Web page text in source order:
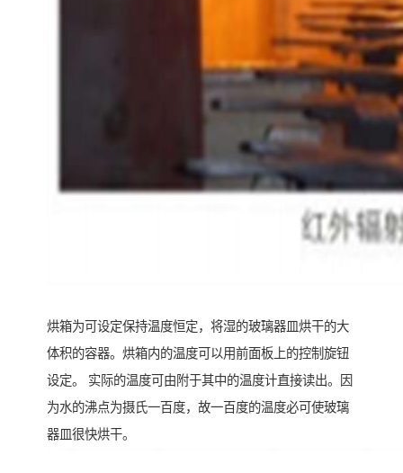
烘箱为可设定保持温度恒定，将湿的玻璃器皿烘干的大
体积的容器。烘箱内的温度可以用前面板上的控制旋钮
设定。 实际的温度可由附于其中的温度计直接读出。因
为水的沸点为摄氏一百度，故一百度的温度必可使玻璃
器皿很快烘干。